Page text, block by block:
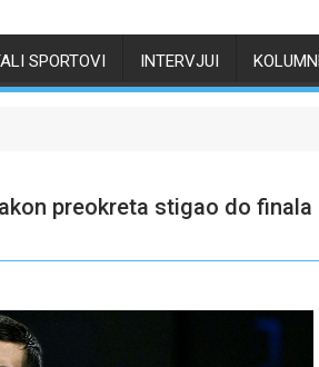
SPORTOVI INTERVJUI
preokreta stigao do finala